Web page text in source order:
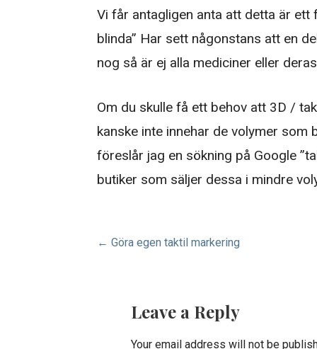
Vi får antagligen anta att detta är
blinda” Har sett någonstans att en
nog så är ej alla mediciner eller
Om du skulle få ett behov att 3D /
kanske inte innehar de volymer
föreslår jag en sökning på Google
butiker som säljer dessa i mindre
P
← Göra egen taktil markering
Leave a Reply
Your email address will not be